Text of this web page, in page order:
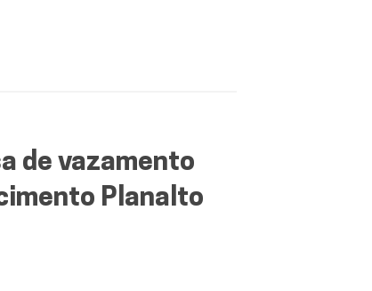
de vazamento
Planalto